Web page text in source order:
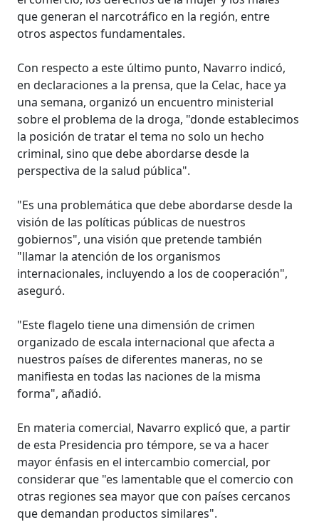
que generan el narcotráfico en la región, entre
otros aspectos fundamentales.
Con respecto a este último punto, Navarro indicó,
en declaraciones a la prensa, que la Celac, hace ya
una semana, organizó un encuentro ministerial
sobre el problema de la droga, "donde establecimos
la posición de tratar el tema no solo un hecho
criminal, sino que debe abordarse desde la
perspectiva de la salud pública".
"Es una problemática que debe abordarse desde la
visión de las políticas públicas de nuestros
gobiernos", una visión que pretende también
"llamar la atención de los organismos
internacionales, incluyendo a los de cooperación",
aseguró.
"Este flagelo tiene una dimensión de crimen
organizado de escala internacional que afecta a
nuestros países de diferentes maneras, no se
manifiesta en todas las naciones de la misma
forma", añadió.
En materia comercial, Navarro explicó que, a partir
de esta Presidencia pro témpore, se va a hacer
mayor énfasis en el intercambio comercial, por
considerar que "es lamentable que el comercio con
otras regiones sea mayor que con países cercanos
que demandan productos similares".